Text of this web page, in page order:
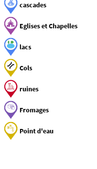
cascades
Eglises et Chapelles
lacs
Cols
ruines
Fromages
Point d'eau